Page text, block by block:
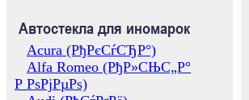
Автостекла для иномарок
Acura (РђРєСѓСЂР°)
Alfa Romeo (РђР»СЊС„Р°
Р РѕРјРµРѕ)